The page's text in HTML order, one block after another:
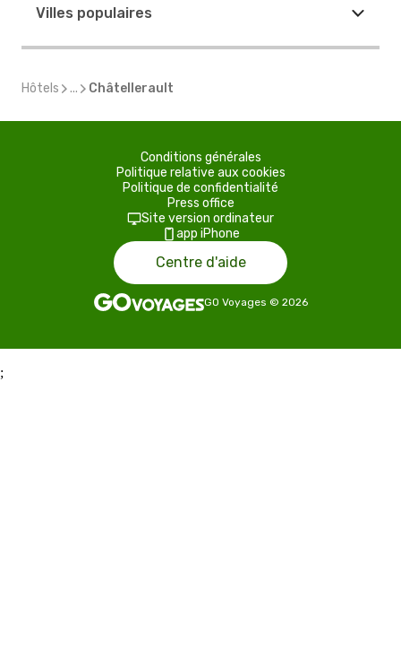
Villes populaires
Hôtels ... Châtellerault
Conditions générales
Politique relative aux cookies
Politique de confidentialité
Press office
Site version ordinateur
app iPhone
Centre d'aide
GO Voyages © 2026
;